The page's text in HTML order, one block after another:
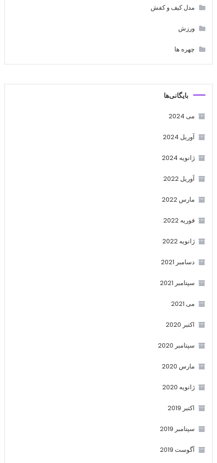
مدل کیف و کفش
ورزش
چهره ها
بایگانی‌ها
می 2024
آوریل 2024
ژانویه 2024
آوریل 2022
مارس 2022
فوریه 2022
ژانویه 2022
دسامبر 2021
سپتامبر 2021
می 2021
اکتبر 2020
سپتامبر 2020
مارس 2020
ژانویه 2020
اکتبر 2019
سپتامبر 2019
آگوست 2019